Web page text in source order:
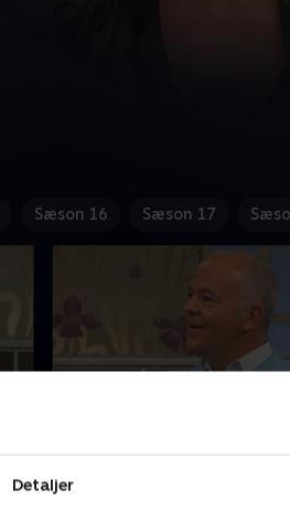
Detaljer
Sæson 16 Sæson 17
Holdet består i denne